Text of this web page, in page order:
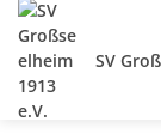
SV